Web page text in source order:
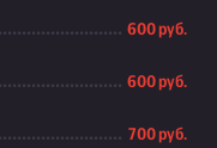
600 руб.
600 руб.
700 руб.